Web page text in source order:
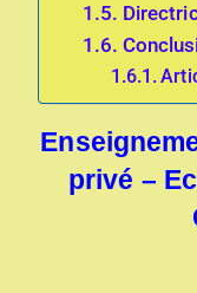
privé –